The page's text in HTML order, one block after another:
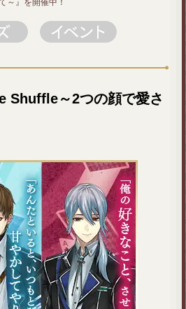
～』を開催中！
Shuffle～2つの顔で愛さ